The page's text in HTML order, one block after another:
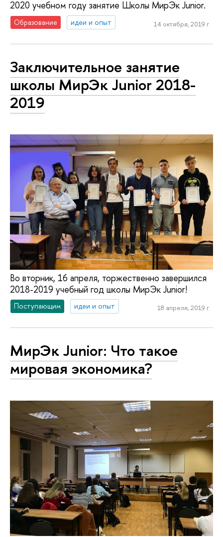
2020 учебном году занятие Школы МирЭк Junior.
Образование идеи и опыт 14 октября, 2019 г.
Заключительное занятие
школы МирЭк Junior 2018-
2019
Во вторник, 16 апреля, торжественно завершился
2018-2019 учебный год школы МирЭк Junior!
Поступающим идеи и опыт 18 апреля, 2019 г.
МирЭк Junior: Что такое
мировая экономика?